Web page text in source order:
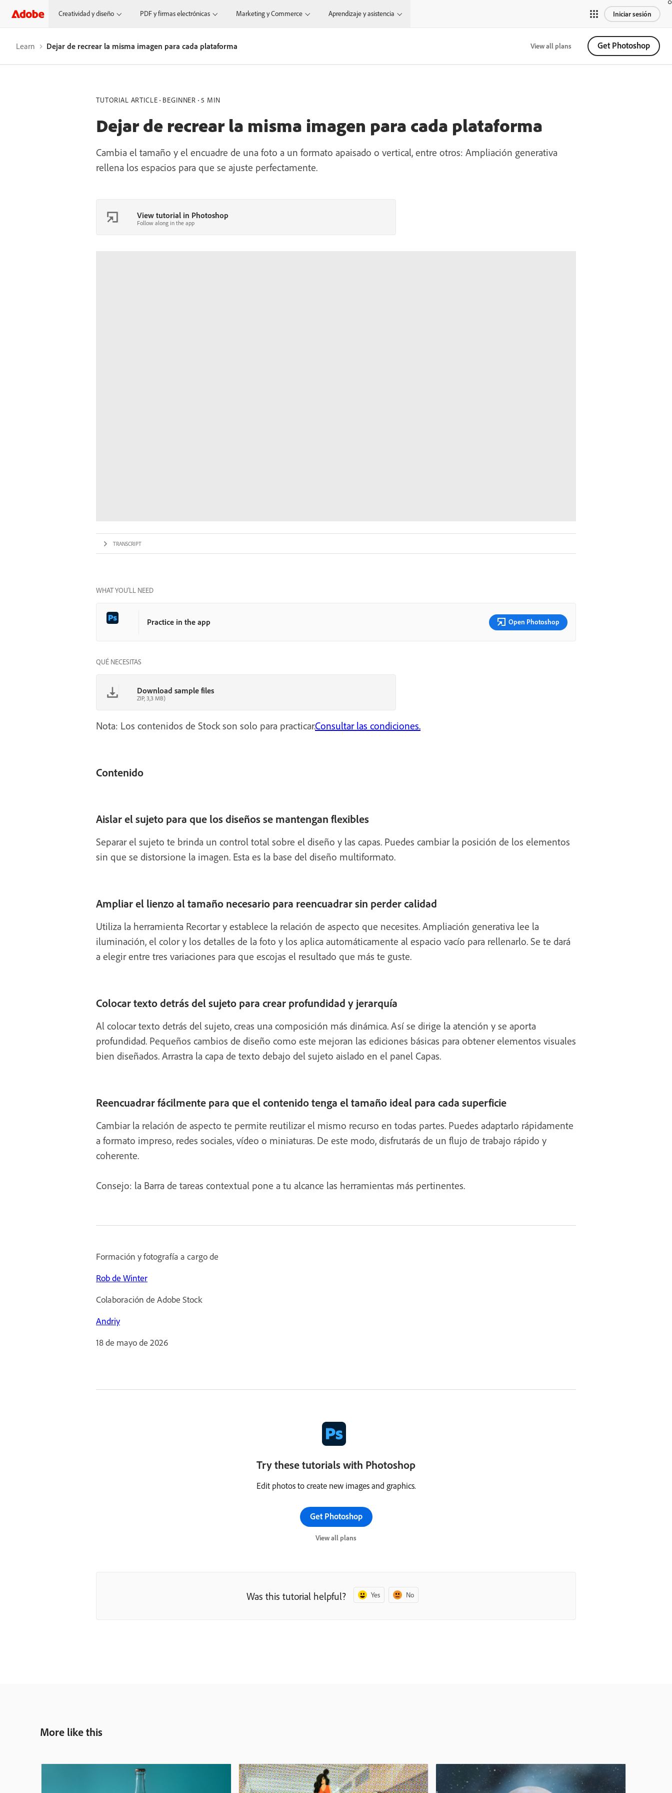
Creatividad y diseño PDF y firmas electrónicas Marketing y Commerce Aprendizaje y asistencia Iniciar sesión
Learn Dejar de recrear la misma imagen para cada plataforma View all plans Get Photoshop
TUTORIAL ARTICLE BEGINNER 5 MIN
Dejar de recrear la misma imagen para cada plataforma
Cambia el tamaño y el encuadre de una foto a un formato apaisado o vertical, entre otros: Ampliación generativa
rellena los espacios para que se ajuste perfectamente.
View tutorial in Photoshop
Follow along in the app
TRANSCRIPT
WHAT YOU’LL NEED
Practice in the app Open Photoshop
QUÉ NECESITAS
Download sample files
ZIP, 3,3 MB)
Nota: Los contenidos de Stock son solo para practicar.Consultar las condiciones.
Contenido
Aislar el sujeto para que los diseños se mantengan flexibles
Separar el sujeto te brinda un control total sobre el diseño y las capas. Puedes cambiar la posición de los elementos
sin que se distorsione la imagen. Esta es la base del diseño multiformato.
Ampliar el lienzo al tamaño necesario para reencuadrar sin perder calidad
Utiliza la herramienta Recortar y establece la relación de aspecto que necesites. Ampliación generativa lee la
iluminación, el color y los detalles de la foto y los aplica automáticamente al espacio vacío para rellenarlo. Se te dará
a elegir entre tres variaciones para que escojas el resultado que más te guste.
Colocar texto detrás del sujeto para crear profundidad y jerarquía
Al colocar texto detrás del sujeto, creas una composición más dinámica. Así se dirige la atención y se aporta
profundidad. Pequeños cambios de diseño como este mejoran las ediciones básicas para obtener elementos visuales
bien diseñados. Arrastra la capa de texto debajo del sujeto aislado en el panel Capas.
Reencuadrar fácilmente para que el contenido tenga el tamaño ideal para cada superficie
Cambiar la relación de aspecto te permite reutilizar el mismo recurso en todas partes. Puedes adaptarlo rápidamente
a formato impreso, redes sociales, vídeo o miniaturas. De este modo, disfrutarás de un flujo de trabajo rápido y
coherente.
Consejo: la Barra de tareas contextual pone a tu alcance las herramientas más pertinentes.
Formación y fotografía a cargo de
Rob de Winter
Colaboración de Adobe Stock
Andriy
18 de mayo de 2026
Try these tutorials with Photoshop
Edit photos to create new images and graphics.
Get Photoshop
View all plans
Was this tutorial helpful? Yes No
More like this